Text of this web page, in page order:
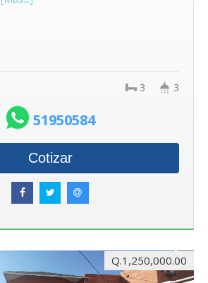
3
3
51950584
Cotizar
Q.1,250,000.00